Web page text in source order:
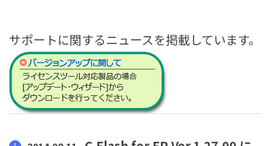
サポートに関するニュースを掲載しています。